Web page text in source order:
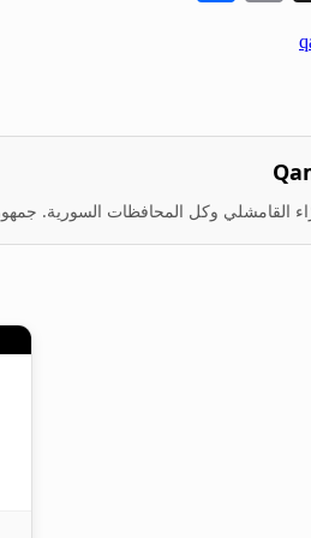
القامشلي وكل المحافظات السورية.